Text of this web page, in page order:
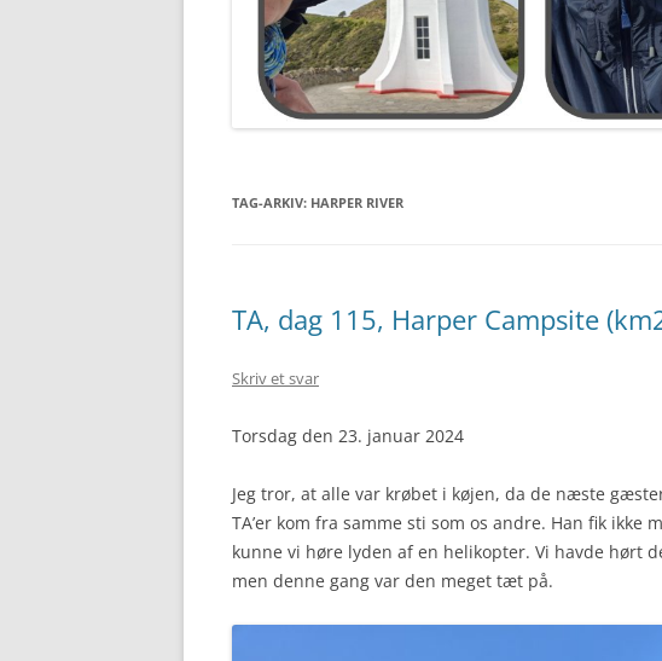
TAG-ARKIV: HARPER RIVER
TA, dag 115, Harper Campsite
Skriv et svar
Torsdag den 23. januar 2024
Jeg tror, at alle var krøbet i køjen, da de næste
TA’er kom fra samme sti som os andre. Han fik
kunne vi høre lyden af en helikopter. Vi havde hørt
men denne gang var den meget tæt på.